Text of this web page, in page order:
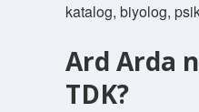
katalog, biyolog,
Ard Arda
TDK?